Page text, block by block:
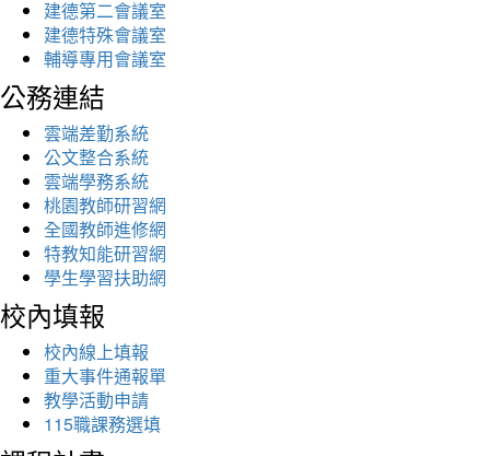
建德第二會議室
建德特殊會議室
輔導專用會議室
公務連結
雲端差勤系統
公文整合系統
雲端學務系統
桃園教師研習網
全國教師進修網
特教知能研習網
學生學習扶助網
校內填報
校內線上填報
重大事件通報單
教學活動申請
115職課務選填